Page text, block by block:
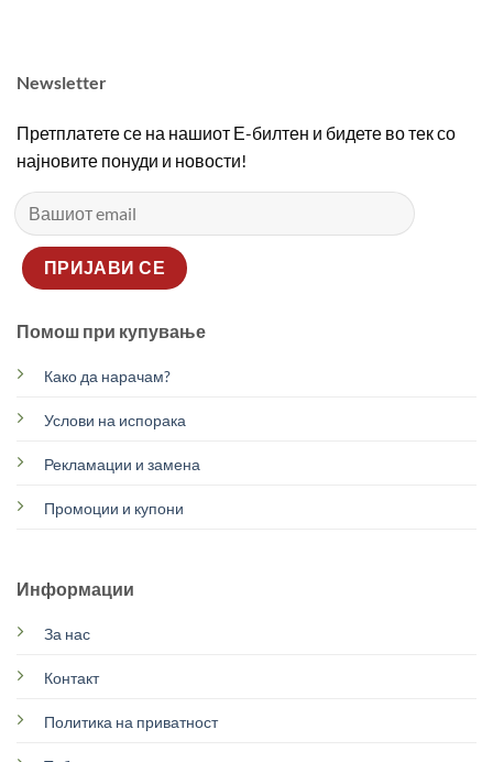
Newsletter
Претплатете се на нашиот Е-билтен и бидете во тек со
најновите понуди и новости!
Помош при купување
Како да нарачам?
Услови на испорака
Рекламации и замена
Промоции и купони
Информации
За нас
Контакт
Политика на приватност